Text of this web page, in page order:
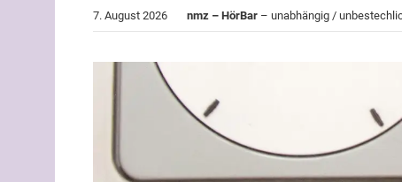
7. August 2026 nmz – HörBar – unabhängig /